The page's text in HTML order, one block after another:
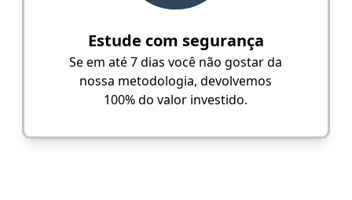
Estude com segurança
Se em até 7 dias você não gostar da
nossa metodologia, devolvemos
100% do valor investido.